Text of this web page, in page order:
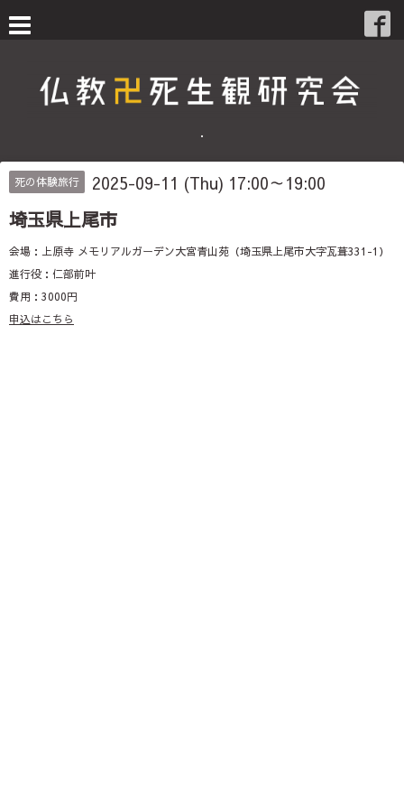
・
死の体験旅行 2025-09-11 (Thu) 17:00～19:00
埼玉県上尾市
会場：上原寺 メモリアルガーデン大宮青山苑（埼玉県上尾市大字瓦葺331-1）
進行役：仁部前叶
費用：3000円
申込はこちら